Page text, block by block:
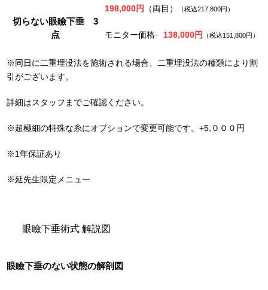
切らない眼瞼下垂 3
点
198,000円 （両目） （税込217,800円）
モニター価格 138,000円 （税込151,800円）
※同日に二重埋没法を施術される場合、二重埋没法の種類により割
引がございます。
詳細はスタッフまでご確認ください。
※超極細の特殊な糸にオプションで変更可能です。+5,０００円
※1年保証あり
※延先生限定メニュー
眼瞼下垂術式 解説図
眼瞼下垂のない状態の解剖図